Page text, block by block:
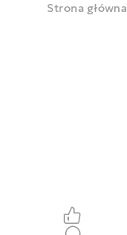
Strona główna